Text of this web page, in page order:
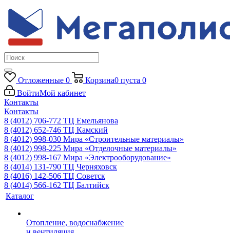
Отложенные 0 Корзина0 пуста 0
ВойтиМой кабинет
Контакты
Контакты
8 (4012) 706-772 ТЦ Емельянова
8 (4012) 652-746 ТЦ Камский
8 (4012) 998-030 Мира «Строительные материалы»
8 (4012) 998-225 Мира «Отделочные материалы»
8 (4012) 998-167 Мира «Электрооборудование»
8 (4014) 131-790 ТЦ Черняховск
8 (4016) 142-506 ТЦ Советск
8 (4014) 566-162 ТЦ Балтийск
Каталог
Отопление, водоснабжение